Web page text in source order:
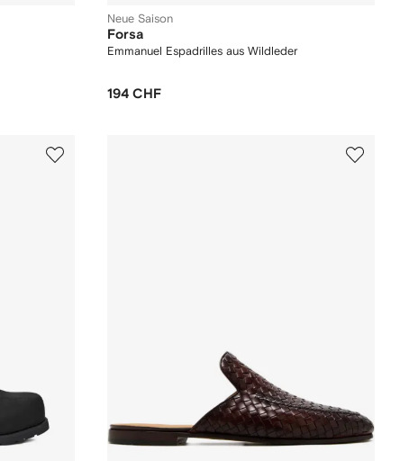
Neue Saison
Forsa
Emmanuel Espadrilles aus Wildleder
194 CHF